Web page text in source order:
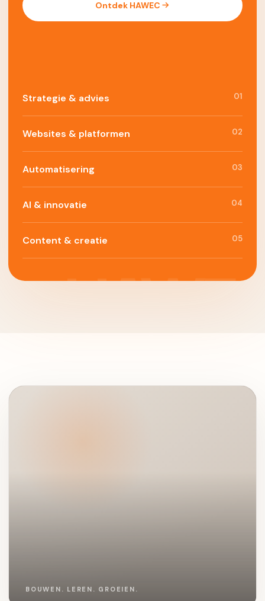
Ontdek HAWEC
Strategie & advies 01
Websites & platformen 02
Automatisering 03
AI & innovatie 04
Content & creatie 05